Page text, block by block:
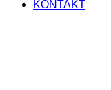
KONTAKT